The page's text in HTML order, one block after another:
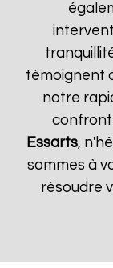
témoignent
notre
Essarts,
sommes à
résoudre